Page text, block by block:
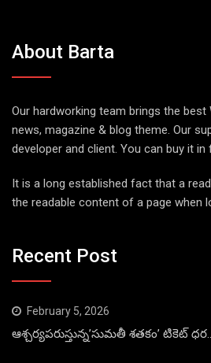
About Barta
Our hardworking team brings the
news, magazine & blog theme. Our
developer and client. You can buy it in
It is a long established fact that a
the readable content of a page when
Recent Post
February 5, 2026
ఆశ్చర్యపరుస్తున్న’సుమతీ శతకం’ టికెట్